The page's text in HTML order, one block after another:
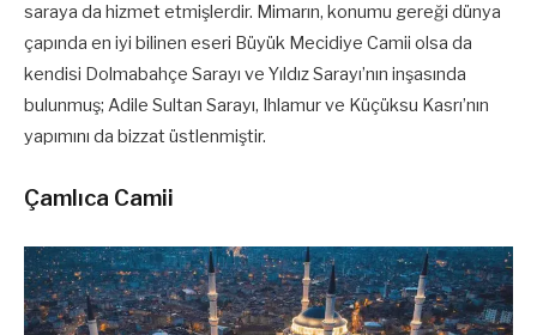
saraya da hizmet etmişlerdir. Mimarın, konumu gereği dünya
çapında en iyi bilinen eseri Büyük Mecidiye Camii olsa da
kendisi Dolmabahçe Sarayı ve Yıldız Sarayı’nın inşasında
bulunmuş; Adile Sultan Sarayı, Ihlamur ve Küçüksu Kasrı’nın
yapımını da bizzat üstlenmiştir.
Çamlıca Camii